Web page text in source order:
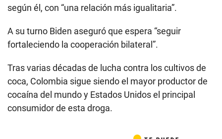
según él, con “una relación más igualitaria”.
A su turno Biden aseguró que espera “seguir
fortaleciendo la cooperación bilateral”.
Tras varias décadas de lucha contra los cultivos de
coca, Colombia sigue siendo el mayor productor de
cocaína del mundo y Estados Unidos el principal
consumidor de esta droga.